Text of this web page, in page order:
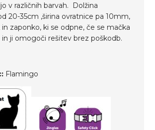
v različnih barvah. Dolžina
20-35cm ,širina ovratnice pa 10mm,
zaponko, ki se odpne, če se mačka
in ji omogoči rešitev brez poškodb.
Flamingo